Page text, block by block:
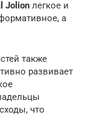
Jolion легкое и
а
также
развивает
что